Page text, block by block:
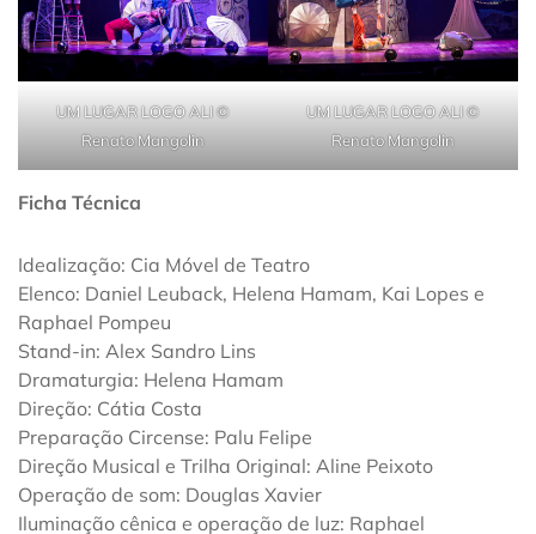
UM LUGAR LOGO ALI ©
Renato Mangolin
UM LUGAR LOGO ALI ©
Renato Mangolin
Ficha Técnica
Idealização: Cia Móvel de Teatro
Elenco: Daniel Leuback, Helena Hamam, Kai Lopes e
Raphael Pompeu
Stand-in: Alex Sandro Lins
Dramaturgia: Helena Hamam
Direção: Cátia Costa
Preparação Circense: Palu Felipe
Direção Musical e Trilha Original: Aline Peixoto
Operação de som: Douglas Xavier
Iluminação cênica e operação de luz: Raphael